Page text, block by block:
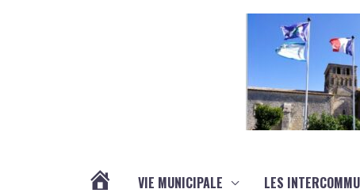
VIE MUNICIPALE LES